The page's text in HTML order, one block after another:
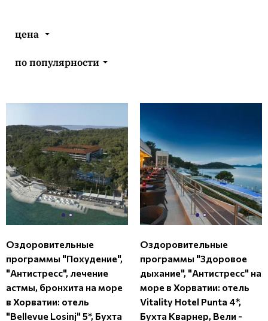
цена
по популярности
Оздоровительные
программы "Похудение",
"Антистресс", лечение
астмы, бронхита на море
в Хорватии: отель
"Bellevue Losinj" 5*, Бухта
Оздоровительные
программы "Здоровое
дыхание", "Антистресс" на
море в Хорватии: отель
Vitality Hotel Punta 4*,
Бухта Кварнер, Вели -